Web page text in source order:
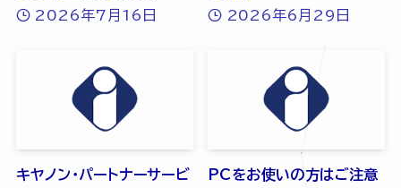
2026年7月16日
2026年6月29日
キヤノン・パートナーサービ
PCをお使いの方はご注意